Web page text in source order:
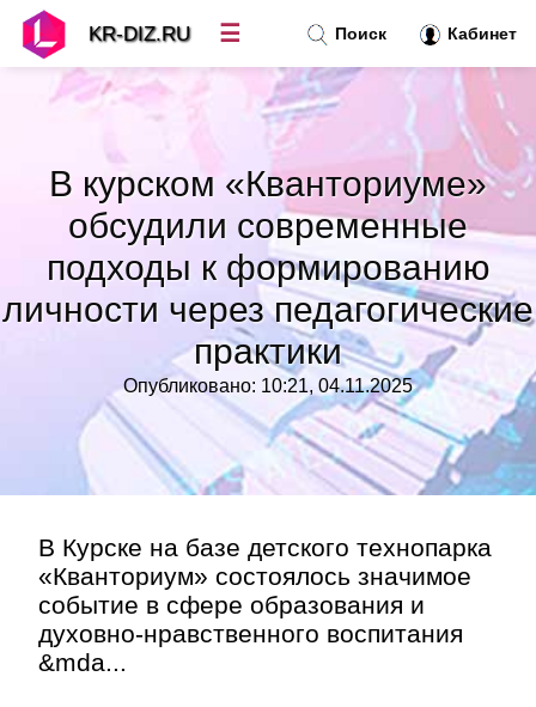
В курском «Кванториуме»
обсудили современные
подходы к формированию
личности через педагогические
практики
Опубликовано: 10:21, 04.11.2025
В Курске на базе детского технопарка
«Кванториум» состоялось значимое
событие в сфере образования и
духовно-нравственного воспитания
&mda...
Поиск Кабинет
KR-DIZ.RU ☰
Топ новостей»
Рубрики»
Контакт»